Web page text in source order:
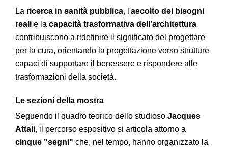
La ricerca in sanità pubblica, l'ascolto dei bisogni
reali e la capacità trasformativa dell'architettura
contribuiscono a ridefinire il significato del progettare
per la cura, orientando la progettazione verso strutture
capaci di supportare il benessere e rispondere alle
trasformazioni della società.
Le sezioni della mostra
Seguendo il quadro teorico dello studioso Jacques
Attali, il percorso espositivo si articola attorno a
cinque "segni" che, nel tempo, hanno organizzato la